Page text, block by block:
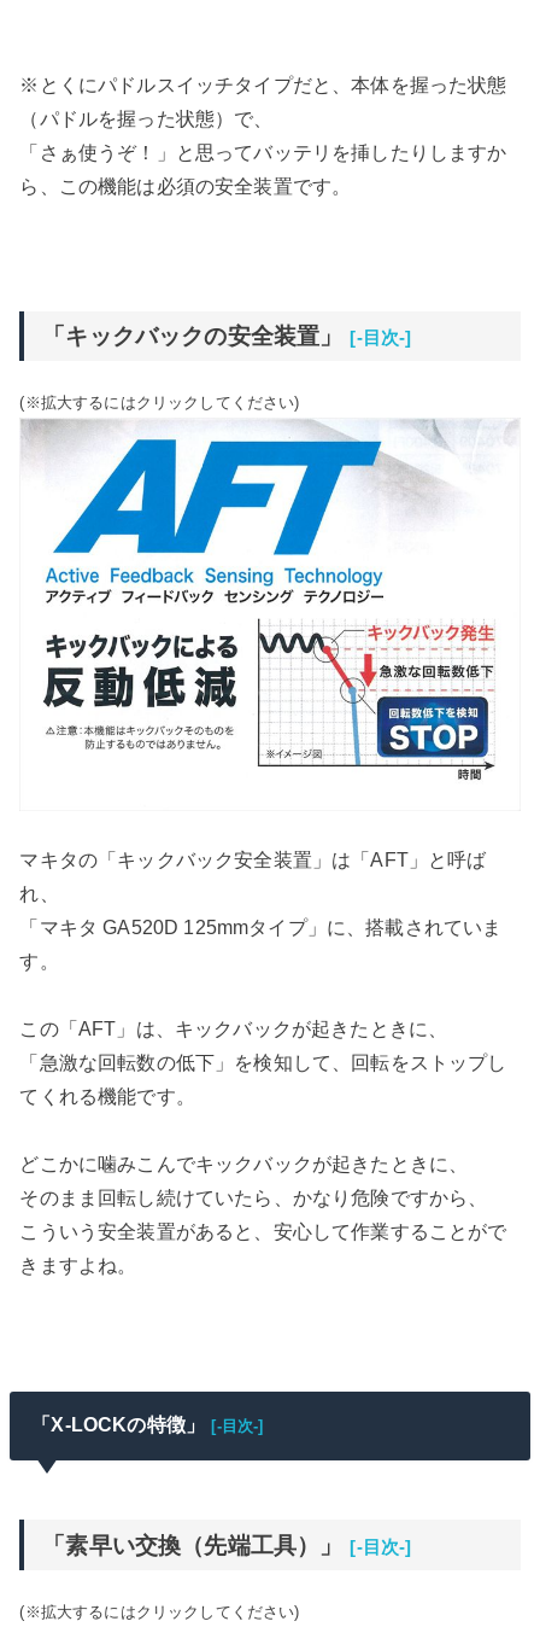
※とくにパドルスイッチタイプだと、本体を握った状態
（パドルを握った状態）で、
「さぁ使うぞ！」と思ってバッテリを挿したりしますか
ら、この機能は必須の安全装置です。
「キックバックの安全装置」 [-目次-]
(※拡大するにはクリックしてください)
マキタの「キックバック安全装置」は「AFT」と呼ば
れ、
「マキタ GA520D 125mmタイプ」に、搭載されていま
す。
この「AFT」は、キックバックが起きたときに、
「急激な回転数の低下」を検知して、回転をストップし
てくれる機能です。
どこかに噛みこんでキックバックが起きたときに、
そのまま回転し続けていたら、かなり危険ですから、
こういう安全装置があると、安心して作業することがで
きますよね。
「X-LOCKの特徴」 [-目次-]
「素早い交換（先端工具）」 [-目次-]
(※拡大するにはクリックしてください)